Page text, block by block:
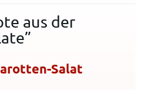
aus der
Salat